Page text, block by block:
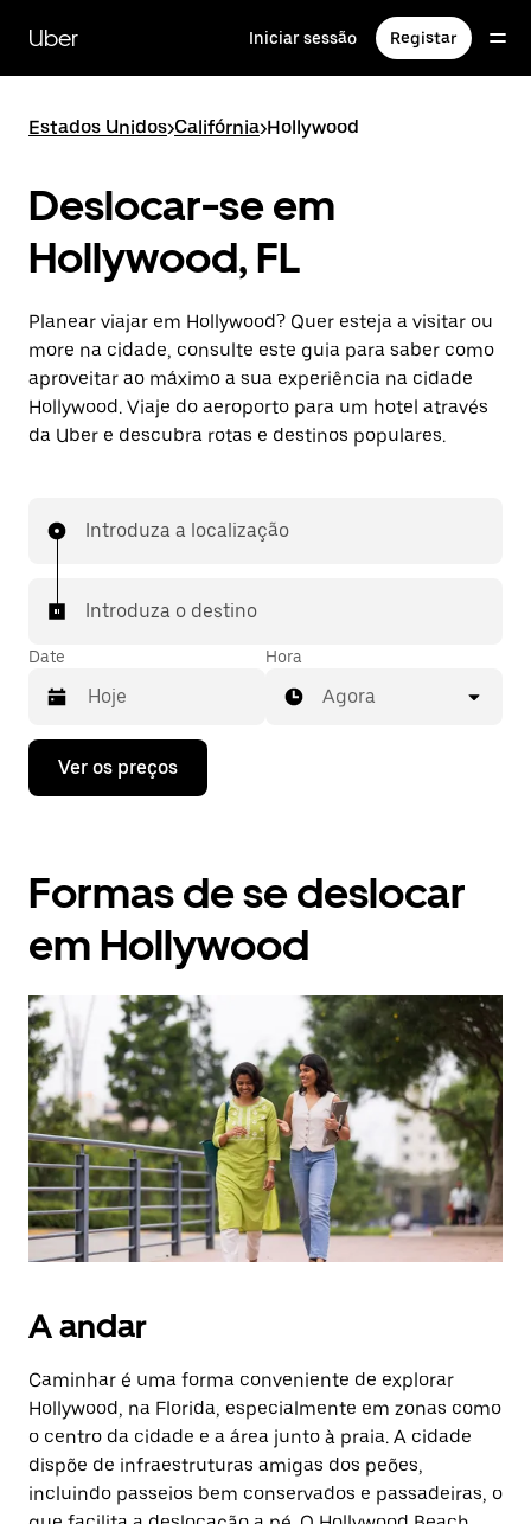
para
conteúdo
Uber Iniciar sessão Registar
Estados Unidos>Califórnia>Hollywood
Deslocar-se em
Hollywood, FL
Planear viajar em Hollywood? Quer esteja a visitar ou
more na cidade, consulte este guia para saber como
aproveitar ao máximo a sua experiência na cidade
Hollywood. Viaje do aeroporto para um hotel através
da Uber e descubra rotas e destinos populares.
Introduza a localização
Introduza o destino
Date
Prima
tecla
interagir
com
calendário
uma
data.
Prima
o
botão
Esc
para
fechar
o
calendário.
Hora
Agora
Ver os preços
Formas de se deslocar
em Hollywood
A andar
Caminhar é uma forma conveniente de explorar
Hollywood, na Florida, especialmente em zonas como
o centro da cidade e a área junto à praia. A cidade
dispõe de infraestruturas amigas dos peões,
incluindo passeios bem conservados e passadeiras, o